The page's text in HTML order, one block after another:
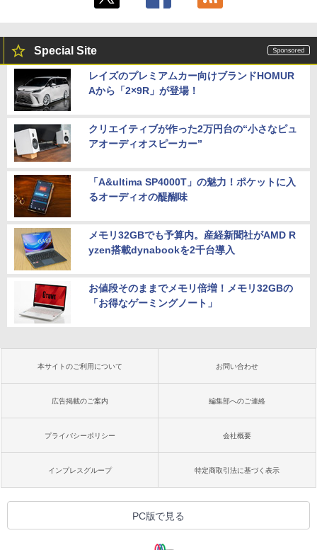
Special Site
レイズのプレミアムカー向けブランドHOMUR
Aから「2×9R」が登場！
クリエイティブが作った2万円台の“小さなピュ
アオーディオスピーカー”
「A&ultima SP4000T」の魅力！ポケットに入
るオーディオの醍醐味
メモリ32GBでも予算内。産経新聞社がAMD R
yzen搭載dynabookを2千台導入
お値段そのままでメモリ倍増！メモリ32GBの
「お得なゲーミングノート」
本サイトのご利用について お問い合わせ
広告掲載のご案内 編集部へのご連絡
プライバシーポリシー 会社概要
インプレスグループ 特定商取引法に基づく表示
PC版で見る